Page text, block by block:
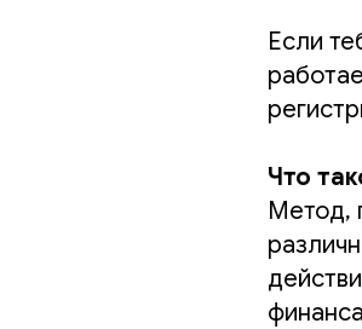
Если
Что
Метод,